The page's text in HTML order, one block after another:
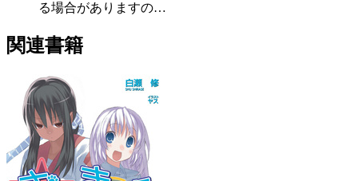
る場合がありますの…
関連書籍